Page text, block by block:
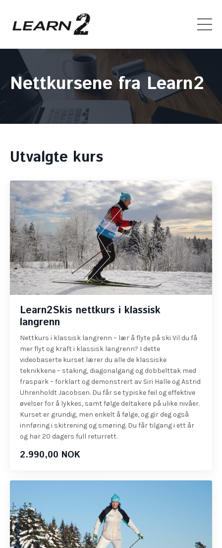
Nettkursene fra Learn2
Utvalgte kurs
Learn2Skis nettkurs i klassisk
langrenn
Nettkurs i klassisk langrenn – lær å flyte på ski Vil du få
mer flyt og kraft i klassisk langrenn? I dette
videobaserte kurset lærer du alle de klassiske
teknikkene – staking, diagonalgang og dobbelttak med
fraspark – forklart og demonstrert av Siri Halle og Astrid
Uhrenholdt Jacobsen. Du får se typiske feil og effektive
øvelser for å lykkes, samt følge deltakere på ulike nivåer.
Kurset er grundig, men enkelt å følge, og gir deg også
innføring i skitrening og smøring. Du får tilgang i ett år
og har 20 dagers full returrett.
2.990,00 NOK